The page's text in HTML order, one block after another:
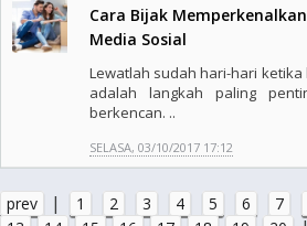
Cara Bijak
Media Sosial
Lewatlah sudah hari-hari
adalah langkah paling
berkencan. ..
SELASA, 03/10/2017 17:12
prev | 1 2 3 4 5 6 7